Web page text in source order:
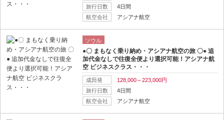
旅行日数
4日間
航空会社
アシアナ航空
ソウル
●〇 まもなく乗り納め・アシアナ航空の旅 〇● 追
加代金なしで往復全便より選択可能！アシアナ航
空 ビジネスクラス・・・
成田発
128,000～223,000円
旅行日数
4日間
航空会社
アシアナ航空